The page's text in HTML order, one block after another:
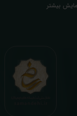
با تایید و مهر پزشک
بیمه ها، افزایش تمایل افراد
و شخصی سازی شده)
پیشرفته (دیر و زود
آنلاین به نتایج هیچ یک
با درخواست و ارسال خود
بیشتر